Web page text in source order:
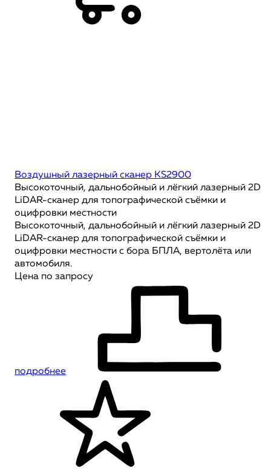
Воздушный лазерный сканер KS2900
Высокоточный, дальнобойный и лёгкий лазерный 2D
LiDAR-сканер для топографической съёмки и
оцифровки местности
Высокоточный, дальнобойный и лёгкий лазерный 2D
LiDAR-сканер для топографической съёмки и
оцифровки местности с бора БПЛА, вертолёта или
автомобиля.
Цена по запросу
подробнее